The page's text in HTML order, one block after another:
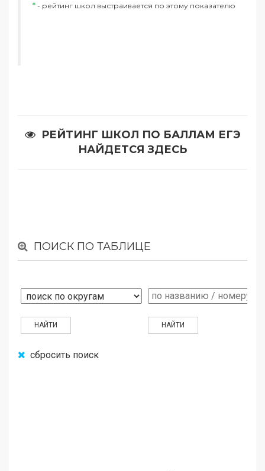
* - рейтинг школ выстраивается по этому показателю
РЕЙТИНГ ШКОЛ ПО БАЛЛАМ ЕГЭ
НАЙДЕТСЯ ЗДЕСЬ
ПОИСК ПО ТАБЛИЦЕ
сбросить поиск